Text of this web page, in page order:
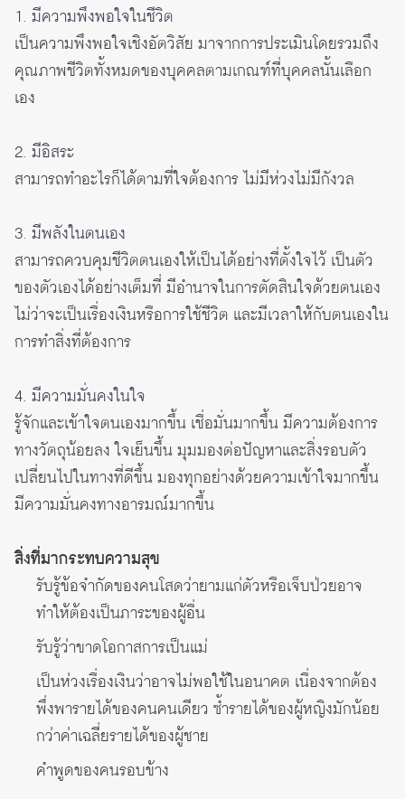
1. มีความพึงพอใจในชีวิต
เป็นความพึงพอใจเชิงอัตวิสัย มาจากการประเมินโดยรวมถึง
คุณภาพชีวิตทั้งหมดของบุคคลตามเกณฑ์ที่บุคคลนั้นเลือก
เอง
2. มีอิสระ
สามารถทำอะไรก็ได้ตามที่ใจต้องการ ไม่มีห่วงไม่มีกังวล
3. มีพลังในตนเอง
สามารถควบคุมชีวิตตนเองให้เป็นได้อย่างที่ตั้งใจไว้ เป็นตัว
ของตัวเองได้อย่างเต็มที่ มีอำนาจในการตัดสินใจด้วยตนเอง
ไม่ว่าจะเป็นเรื่องเงินหรือการใช้ชีวิต และมีเวลาให้กับตนเองใน
การทำสิ่งที่ต้องการ
4. มีความมั่นคงในใจ
รู้จักและเข้าใจตนเองมากขึ้น เชื่อมั่นมากขึ้น มีความต้องการ
ทางวัตถุน้อยลง ใจเย็นขึ้น มุมมองต่อปัญหาและสิ่งรอบตัว
เปลี่ยนไปในทางที่ดีขึ้น มองทุกอย่างด้วยความเข้าใจมากขึ้น
มีความมั่นคงทางอารมณ์มากขึ้น
สิ่งที่มากระทบความสุข
รับรู้ข้อจำกัดของคนโสดว่ายามแก่ตัวหรือเจ็บป่วยอาจ
ทำให้ต้องเป็นภาระของผู้อื่น
รับรู้ว่าขาดโอกาสการเป็นแม่
เป็นห่วงเรื่องเงินว่าอาจไม่พอใช้ในอนาคต เนื่องจากต้อง
พึ่งพารายได้ของคนคนเดียว ซ้ำรายได้ของผู้หญิงมักน้อย
กว่าค่าเฉลี่ยรายได้ของผู้ชาย
คำพูดของคนรอบข้าง